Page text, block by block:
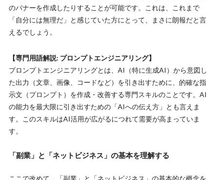
のバナーを作成したりすることが可能です。これは、これまで
「自分には無理だ」と感じていた方にとって、まさに朗報だと言
えるでしょう。
【専門用語解説: プロンプトエンジニアリング】
プロンプトエンジニアリングとは、AI（特に生成AI）から意図し
た出力（文章、画像、コードなど）を引き出すために、的確な指
示文（プロンプト）を作成・改善する専門スキルのことです。AI
の能力を最大限に引き出すための「AIへの伝え方」とも言えま
す。このスキルはAI活用が広がるにつれて需要が高まっていま
す。
「副業」と「ネットビジネス」の基本を理解する
ここで改めて、「副業」と「ネットビジネス」の基本的な概念を